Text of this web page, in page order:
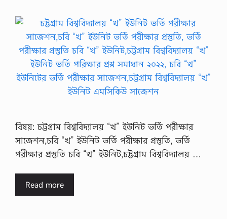
বিষয়: চট্টগ্রাম বিশ্ববিদ্যালয় “খ” ইউনিট ভর্তি পরীক্ষার
সাজেশন,চবি “খ” ইউনিট ভর্তি পরীক্ষার প্রস্তুতি, ভর্তি
পরীক্ষার প্রস্তুতি চবি “খ” ইউনিট,চট্টগ্রাম বিশ্ববিদ্যালয় …
Read more